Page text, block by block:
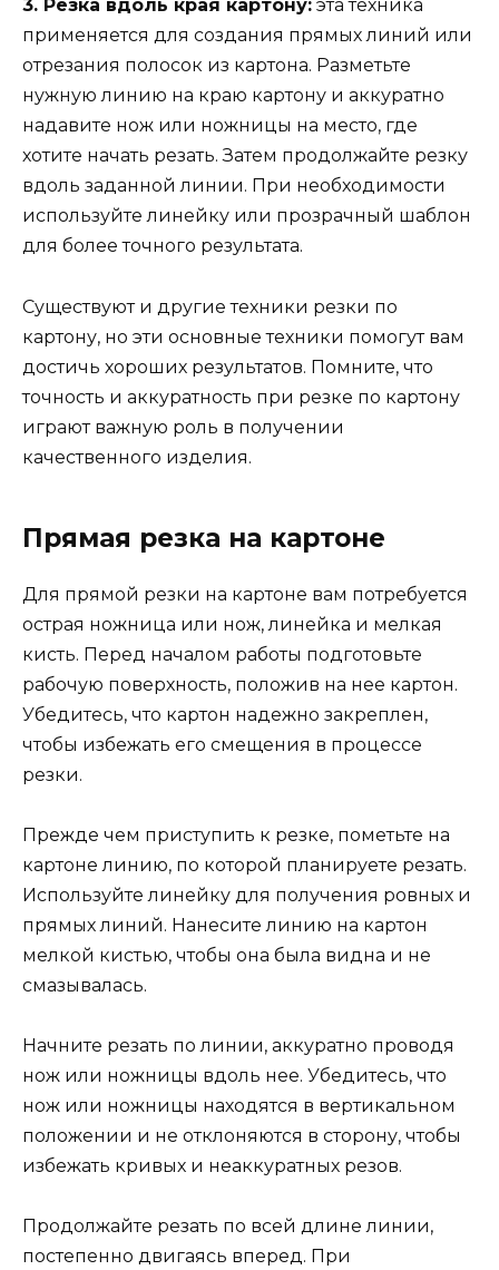
3. Резка вдоль края картону: эта техника
применяется для создания прямых линий или
отрезания полосок из картона. Разметьте
нужную линию на краю картону и аккуратно
надавите нож или ножницы на место, где
хотите начать резать. Затем продолжайте резку
вдоль заданной линии. При необходимости
используйте линейку или прозрачный шаблон
для более точного результата.
Существуют и другие техники резки по
картону, но эти основные техники помогут вам
достичь хороших результатов. Помните, что
точность и аккуратность при резке по картону
играют важную роль в получении
качественного изделия.
Прямая резка на картоне
Для прямой резки на картоне вам потребуется
острая ножница или нож, линейка и мелкая
кисть. Перед началом работы подготовьте
рабочую поверхность, положив на нее картон.
Убедитесь, что картон надежно закреплен,
чтобы избежать его смещения в процессе
резки.
Прежде чем приступить к резке, пометьте на
картоне линию, по которой планируете резать.
Используйте линейку для получения ровных и
прямых линий. Нанесите линию на картон
мелкой кистью, чтобы она была видна и не
смазывалась.
Начните резать по линии, аккуратно проводя
нож или ножницы вдоль нее. Убедитесь, что
нож или ножницы находятся в вертикальном
положении и не отклоняются в сторону, чтобы
избежать кривых и неаккуратных резов.
Продолжайте резать по всей длине линии,
постепенно двигаясь вперед. При